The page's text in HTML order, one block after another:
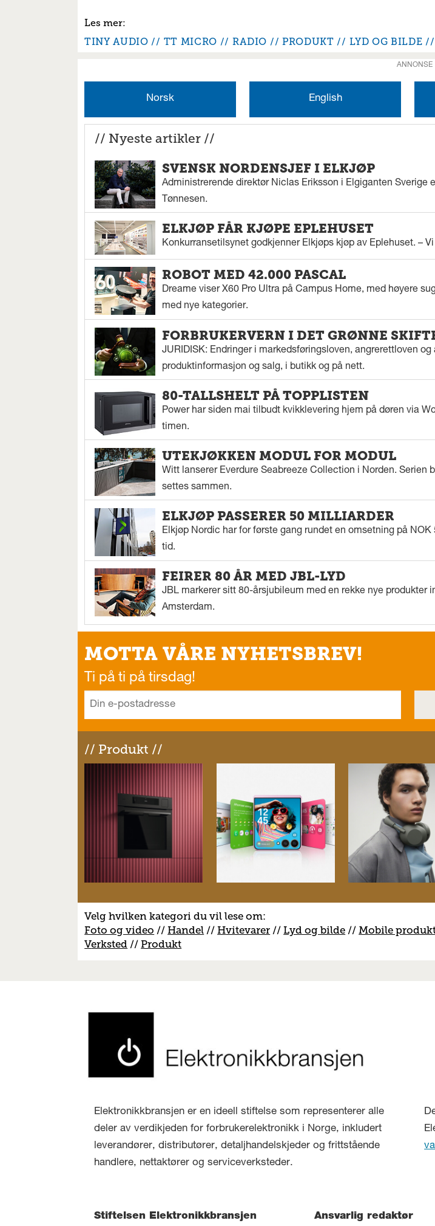
TINY AUDIO TT MICRO RADIO PRODUKT LYD OG BILDE
ANNONSE
Norsk English
// Nyeste artikler //
SVENSK NORDENSJEF I ELKJØP
Administrerende direktør Niclas Eriksson i Elgiganten Sverige
Tønnesen.
ELKJØP FÅR KJØPE EPLEHUSET
Konkurransetilsynet godkjenner Elkjøps kjøp av Eplehuset. –
ROBOT MED 42.000 PASCAL
Dreame viser X60 Pro Ultra på Campus Home, med høyere
med nye kategorier.
FORBRUKERVERN I DET GRØNNE
JURIDISK: Endringer i markedsføringsloven, angrerettloven
produktinformasjon og salg, i butikk og på nett.
80-TALLSHELT PÅ TOPPLISTEN
Power har siden mai tilbudt kvikklevering hjem på døren via
timen.
UTEKJØKKEN MODUL FOR MODUL
Witt lanserer Everdure Seabreeze Collection i Norden.
settes sammen.
ELKJØP PASSERER 50 MILLIARDER
Elkjøp Nordic har for første gang rundet en omsetning på
tid.
FEIRER 80 ÅR MED JBL-LYD
JBL markerer sitt 80-årsjubileum med en rekke nye
Amsterdam.
MOTTA VÅRE NYHETSBREV!
Ti på ti på tirsdag!
// Produkt //
Velg hvilken kategori du vil lese om:
Foto og video //Handel //Hvitevarer // Lyd og bilde //Mobile
Verksted //Produkt
Elektronikkbransjen er en ideell stiftelse som representerer alle
deler av verdikjeden for forbrukerelektronikk i Norge, inkludert
leverandører, distributører, detaljhandelskjeder og frittstående
handlere, nettaktører og serviceverksteder.
Stiftelsen Elektronikkbransjen Ansvarlig redaktør